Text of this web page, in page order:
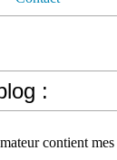
:
contient mes